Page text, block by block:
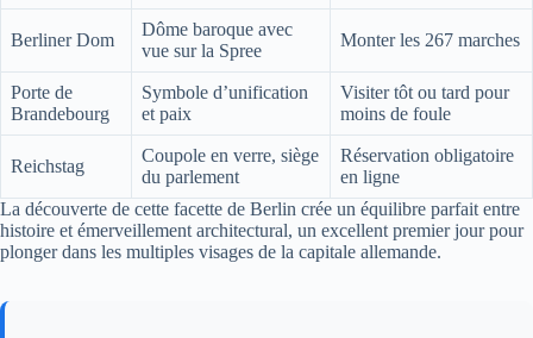
Berliner Dom
Dôme baroque avec
vue sur la Spree
Monter les 267 marches
Porte de
Brandebourg
Symbole d’unification
et paix
Visiter tôt ou tard pour
moins de foule
Reichstag
Coupole en verre, siège
du parlement
Réservation obligatoire
en ligne
La découverte de cette facette de Berlin crée un équilibre parfait entre
histoire et émerveillement architectural, un excellent premier jour pour
plonger dans les multiples visages de la capitale allemande.